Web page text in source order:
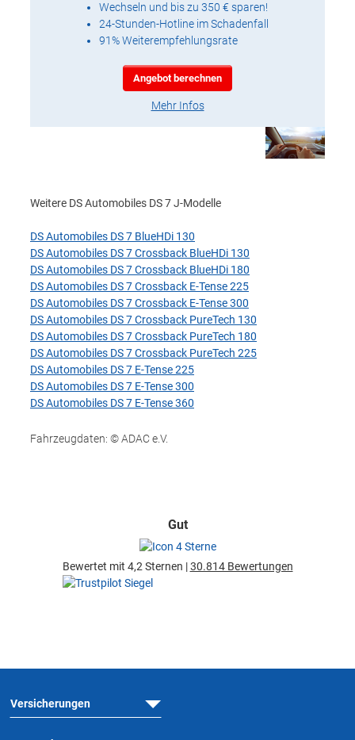
Wechseln und bis zu 350 € sparen!
24-Stunden-Hotline im Schadenfall
91% Weiterempfehlungsrate
Angebot berechnen
Mehr Infos
Weitere DS Automobiles DS 7 J-Modelle
DS Automobiles DS 7 BlueHDi 130
DS Automobiles DS 7 Crossback BlueHDi 130
DS Automobiles DS 7 Crossback BlueHDi 180
DS Automobiles DS 7 Crossback E-Tense 225
DS Automobiles DS 7 Crossback E-Tense 300
DS Automobiles DS 7 Crossback PureTech 130
DS Automobiles DS 7 Crossback PureTech 180
DS Automobiles DS 7 Crossback PureTech 225
DS Automobiles DS 7 E-Tense 225
DS Automobiles DS 7 E-Tense 300
DS Automobiles DS 7 E-Tense 360
Fahrzeugdaten: © ADAC e.V.
Gut
Bewertet mit 4,2 Sternen |30.814 Bewertungen
Versicherungen